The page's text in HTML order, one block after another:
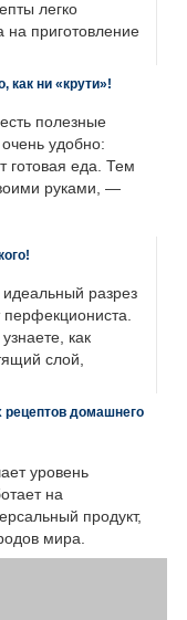
легко
на приготовление
как ни «крути»!
полезные
удобно:
готовая еда. Тем
руками, —
разрез
перфекциониста.
как
слой,
домашнего
уровень
на
продукт,
мира.